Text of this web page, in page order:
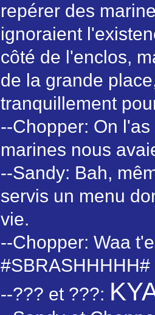
repérer des
ignoraient
côté de l'enclos,
de la grande
tranquillement
--Chopper: On
marines nous
--Sandy: Bah,
servis un menu
vie.
--Chopper: Waa
#SBRASHHHHH#
--??? et ???: